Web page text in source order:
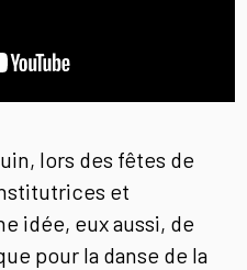
lors des fêtes de
et
idée, eux aussi, de
pour la danse de la